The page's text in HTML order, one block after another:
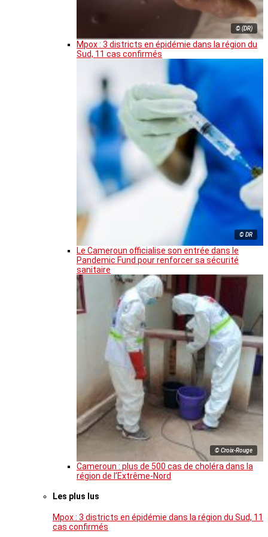
© (DR)
Mpox : 3 districts en épidémie dans la région du
Sud, 11 cas confirmés
© DR
Le Cameroun officialise son entrée dans le
Pandemic Fund pour renforcer sa sécurité
sanitaire
© Croix-Rouge
Cameroun : plus de 500 cas de choléra dans la
région de l’Extrême-Nord
Les plus lus
Mpox : 3 districts en épidémie dans la région du Sud, 11
cas confirmés